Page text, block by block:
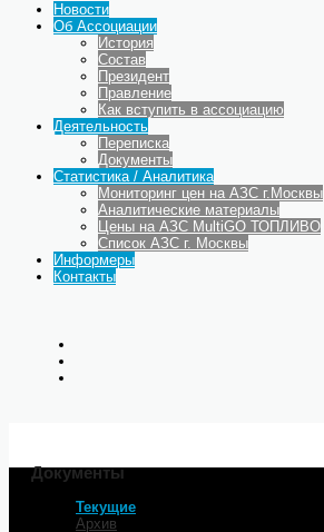
Новости
Об Ассоциации
История
Состав
Президент
Правление
Как вступить в ассоциацию
Деятельность
Переписка
Документы
Статистика / Аналитика
Мониторинг цен на АЗС г.Москвы
Аналитические материалы
Цены на АЗС MultiGO ТОПЛИВО
Список АЗС г. Москвы
Информеры
Контакты
Документы
Текущие
Архив